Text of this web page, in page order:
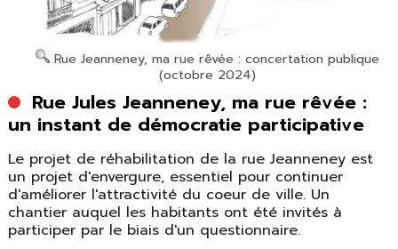
Rue Jeanneney, ma rue rêvée : concertation publique
(octobre 2024)
Rue Jules Jeanneney, ma rue rêvée :
un instant de démocratie participative
Le projet de réhabilitation de la rue Jeanneney est
un projet d'envergure, essentiel pour continuer
d'améliorer l'attractivité du coeur de ville. Un
chantier auquel les habitants ont été invités à
participer par le biais d'un questionnaire.